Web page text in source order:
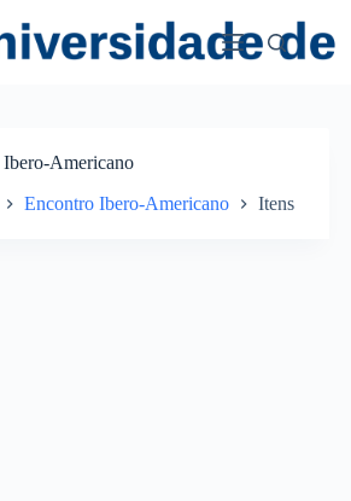
de ferramentas
Americano
Encontro Ibero-Americano Itens